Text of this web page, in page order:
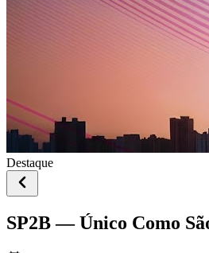
Destaque
SP2B — Único Como